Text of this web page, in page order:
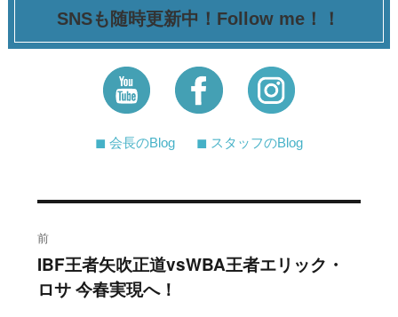
SNSも随時更新中！Follow me！！
◼︎ 会長のBlog ◼︎ スタッフのBlog
稿
ナ
前
過
去
IBF王者矢吹正道vsWBA王者エリック・
ロサ 今春実現へ！